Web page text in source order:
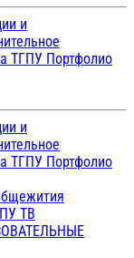
и
ТГПУ Портфолио
и
ТГПУ Портфолио
ТВ